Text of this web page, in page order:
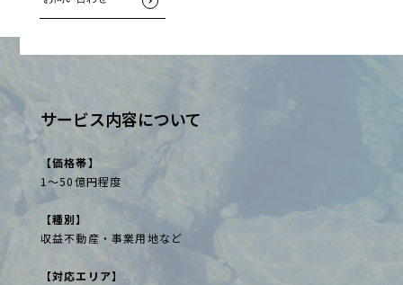
サービス内容について
【価格帯】
1～50億円程度
【種別】
収益不動産・事業用地など
【対応エリア】